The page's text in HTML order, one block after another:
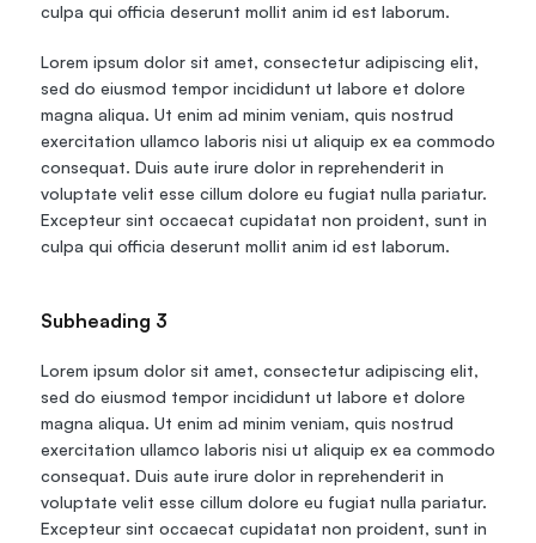
culpa qui officia deserunt mollit anim id est laborum.
Lorem ipsum dolor sit amet, consectetur adipiscing elit,
sed do eiusmod tempor incididunt ut labore et dolore
magna aliqua. Ut enim ad minim veniam, quis nostrud
exercitation ullamco laboris nisi ut aliquip ex ea commodo
consequat. Duis aute irure dolor in reprehenderit in
voluptate velit esse cillum dolore eu fugiat nulla pariatur.
Excepteur sint occaecat cupidatat non proident, sunt in
culpa qui officia deserunt mollit anim id est laborum.
Subheading 3
Lorem ipsum dolor sit amet, consectetur adipiscing elit,
sed do eiusmod tempor incididunt ut labore et dolore
magna aliqua. Ut enim ad minim veniam, quis nostrud
exercitation ullamco laboris nisi ut aliquip ex ea commodo
consequat. Duis aute irure dolor in reprehenderit in
voluptate velit esse cillum dolore eu fugiat nulla pariatur.
Excepteur sint occaecat cupidatat non proident, sunt in